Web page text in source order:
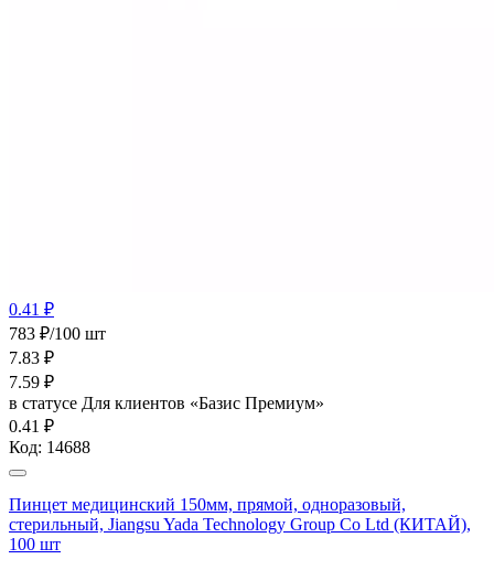
0.41 ₽
783 ₽/100 шт
7.83 ₽
7.59 ₽
в статусе Для клиентов «Базис Премиум»
0.41 ₽
Код: 14688
Пинцет медицинский 150мм, прямой, одноразовый,
стерильный, Jiangsu Yada Technology Group Co Ltd (КИТАЙ),
100 шт